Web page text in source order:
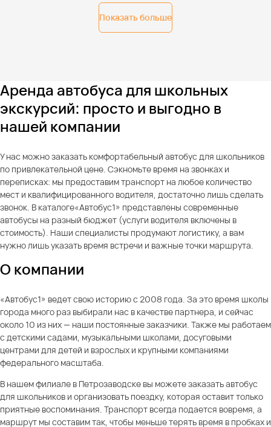
Показать больше
Аренда автобуса для школьных
экскурсий: просто и выгодно в
нашей компании
У нас можно заказать комфортабельный автобус для школьников
по привлекательной цене. Сэкномьте время на звонках и
переписках: мы предоставим транспорт на любое количество
мест и квалифицированного водителя, достаточно лишь сделать
звонок. В каталоге«Автобус1» представлены современные
автобусы на разный бюджет (услуги водителя включены в
стоимость). Наши специалисты продумают логистику, а вам
нужно лишь указать время встречи и важные точки маршрута.
О компании
«Автобус1» ведет свою историю с 2008 года. За это время школы
города много раз выбирали нас в качестве партнера, и сейчас
около 10 из них — наши постоянные заказчики. Также мы работаем
с детскими садами, музыкальными школами, досуговыми
центрами для детей и взрослых и крупными компаниями
федерального масштаба.
В нашем филиале в Петрозаводске вы можете заказать автобус
для школьников и организовать поездку, которая оставит только
приятные воспоминания. Транспорт всегда подается вовремя, а
маршрут мы составим так, чтобы меньше терять время в пробках и